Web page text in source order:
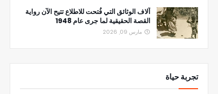
آلاف الوثائق التي فُتحت للاطلاع تتيح الآن رواية
القصة الحقيقية لما جرى عام 1948
مارس 09, 2026
تجربة حياة